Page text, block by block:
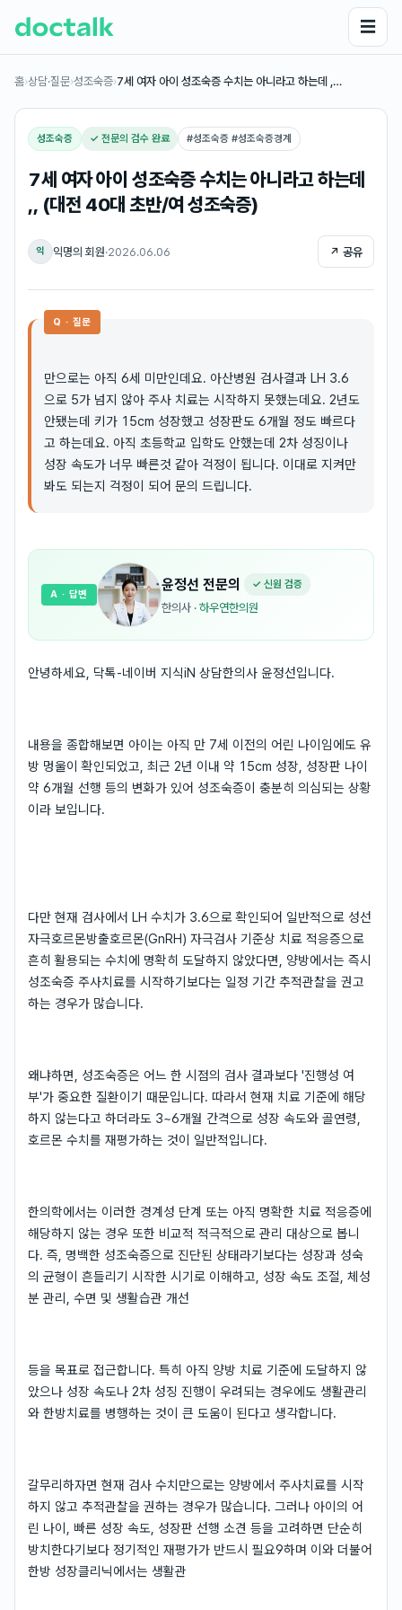
☰
홈›상담·질문›성조숙증›7세 여자 아이 성조숙증 수치는 아니라고 하는데 ,…
성조숙증 ✓ 전문의 검수 완료 #성조숙증 #성조숙증경계
7세 여자 아이 성조숙증 수치는 아니라고 하는데
,, (대전 40대 초반/여 성조숙증)
익 익명의 회원·2026.06.06 ↗ 공유
Q · 질문
만으로는 아직 6세 미만인데요. 아산병원 검사결과 LH 3.6
으로 5가 넘지 않아 주사 치료는 시작하지 못했는데요. 2년도
안됐는데 키가 15cm 성장했고 성장판도 6개월 정도 빠르다
고 하는데요. 아직 초등학교 입학도 안했는데 2차 성징이나
성장 속도가 너무 빠른것 같아 걱정이 됩니다. 이대로 지켜만
봐도 되는지 걱정이 되어 문의 드립니다.
윤정선 전문의 ✓ 신원 검증
한의사 · 하우연한의원
A · 답변
안녕하세요, 닥톡-네이버 지식iN 상담한의사 윤정선입니다.
내용을 종합해보면 아이는 아직 만 7세 이전의 어린 나이임에도 유
방 멍울이 확인되었고, 최근 2년 이내 약 15cm 성장, 성장판 나이
약 6개월 선행 등의 변화가 있어 성조숙증이 충분히 의심되는 상황
이라 보입니다.
다만 현재 검사에서 LH 수치가 3.6으로 확인되어 일반적으로 성선
자극호르몬방출호르몬(GnRH) 자극검사 기준상 치료 적응증으로
흔히 활용되는 수치에 명확히 도달하지 않았다면, 양방에서는 즉시
성조숙증 주사치료를 시작하기보다는 일정 기간 추적관찰을 권고
하는 경우가 많습니다.
왜냐하면, 성조숙증은 어느 한 시점의 검사 결과보다 '진행성 여
부'가 중요한 질환이기 때문입니다. 따라서 현재 치료 기준에 해당
하지 않는다고 하더라도 3~6개월 간격으로 성장 속도와 골연령,
호르몬 수치를 재평가하는 것이 일반적입니다.
한의학에서는 이러한 경계성 단계 또는 아직 명확한 치료 적응증에
해당하지 않는 경우 또한 비교적 적극적으로 관리 대상으로 봅니
다. 즉, 명백한 성조숙증으로 진단된 상태라기보다는 성장과 성숙
의 균형이 흔들리기 시작한 시기로 이해하고, 성장 속도 조절, 체성
분 관리, 수면 및 생활습관 개선
등을 목표로 접근합니다. 특히 아직 양방 치료 기준에 도달하지 않
았으나 성장 속도나 2차 성징 진행이 우려되는 경우에도 생활관리
와 한방치료를 병행하는 것이 큰 도움이 된다고 생각합니다.
갈무리하자면 현재 검사 수치만으로는 양방에서 주사치료를 시작
하지 않고 추적관찰을 권하는 경우가 많습니다. 그러나 아이의 어
린 나이, 빠른 성장 속도, 성장판 선행 소견 등을 고려하면 단순히
방치한다기보다 정기적인 재평가가 반드시 필요9하며 이와 더불어
한방 성장클리닉에서는 생활관